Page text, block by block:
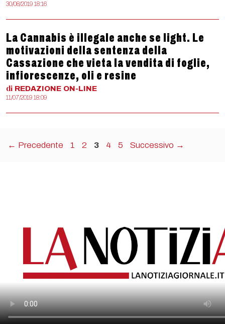
30/08/2019 18:16
La Cannabis è illegale anche se light. Le
motivazioni della sentenza della
Cassazione che vieta la vendita di foglie,
infiorescenze, oli e resine
di REDAZIONE ON-LINE
11/07/2019 18:09
← Precedente Pagina
1 Pagina
2 Pagina
3 Pagina
4 Pagina
5 Successivo →